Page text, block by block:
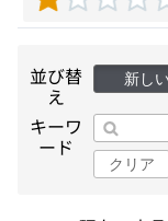
並び替
え
新し
キーワ
ード
クリア